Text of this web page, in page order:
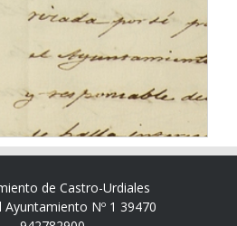
de Castro-Urdiales
Ayuntamiento Nº 1 39470